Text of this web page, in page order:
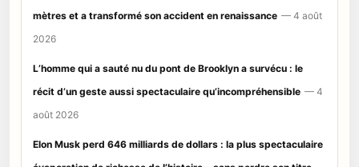
mètres et a transformé son accident en renaissance — 4 août
2026
L’homme qui a sauté nu du pont de Brooklyn a survécu : le
récit d’un geste aussi spectaculaire qu’incompréhensible — 4
août 2026
Elon Musk perd 646 milliards de dollars : la plus spectaculaire